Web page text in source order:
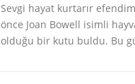
Sevgi hayat kurtarır
önce Joan Bowell isimli
olduğu bir kutu buldu. Bu